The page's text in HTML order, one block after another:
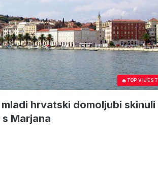
🔥TOP VIJEST
hrvatski domoljubi skinuli
Marjana